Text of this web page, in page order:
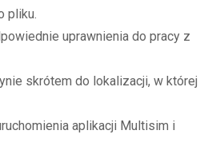
pliku.
uprawnienia do pracy z
skrótem do lokalizacji, w której
aplikacji Multisim i